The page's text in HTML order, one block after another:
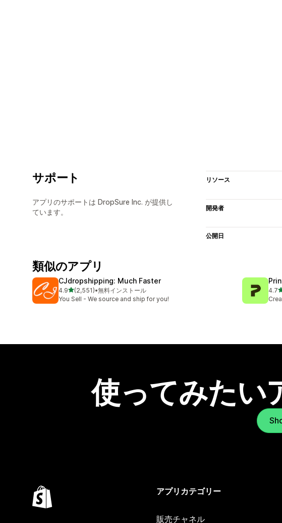
サポート
アプリのサポートは DropSure Inc. が提供し
ています。
リソース
開発者
公開日
類似のアプリ
CJdropshipping: Much Faster
4.95つ星中
(2,551)
合計レビュー数：2551件
•無料インストール
You Sell - We source and ship for you!
4.7
合
使ってみたい
アプリカテゴリー
販売チャネル